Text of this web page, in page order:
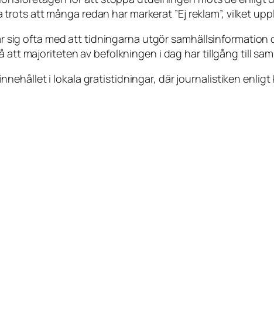
trots att många redan har markerat ”Ej reklam”, vilket
sig ofta med att tidningarna utgör
att majoriteten av befolkningen i dag har tillgång till
i lokala gratistidningar, där journalistiken